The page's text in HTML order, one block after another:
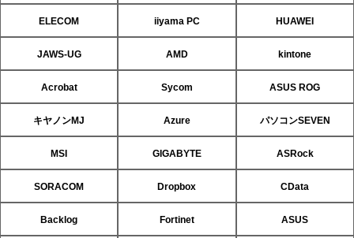
ELECOM iiyama PC HUAWEI
JAWS-UG AMD kintone
Acrobat Sycom ASUS ROG
キヤノンMJ Azure パソコンSEVEN
MSI GIGABYTE ASRock
SORACOM Dropbox CData
Backlog Fortinet ASUS